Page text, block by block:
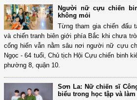
Người nữ cựu chiến
không mỏi
Từng tham gia chiến đấu
và chiến tranh biên giới phía Bắc khi chưa
cống hiến vẫn nằm sâu nơi người nữ cựu
Ngọc - 64 tuổi, Chủ tịch Hội Cựu chiến binh
phường 8, quận 10.
Sơn La: Nữ chiến sĩ
biểu trong học tập và làm